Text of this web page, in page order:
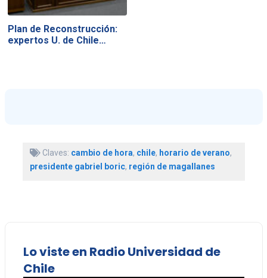
Plan de Reconstrucción:
expertos U. de Chile…
Claves: cambio de hora, chile, horario de verano,
presidente gabriel boric, región de magallanes
Lo viste en Radio Universidad de
Chile